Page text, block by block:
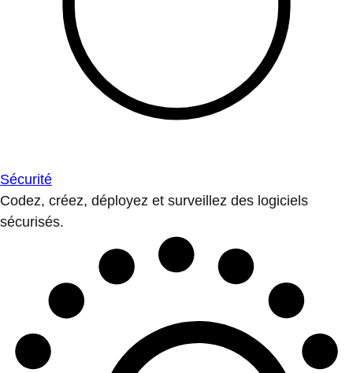
Sécurité
Codez, créez, déployez et surveillez des logiciels
sécurisés.